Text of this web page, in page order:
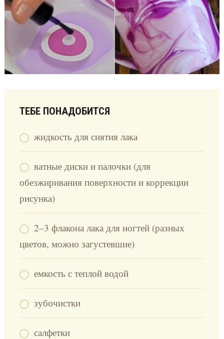
ТЕБЕ ПОНАДОБИТСЯ
жидкость для снятия лака
ватные диски и палочки (для
обезжиривания поверхности и коррекции
рисунка)
2–3 флакона лака для ногтей (разных
цветов, можно загустевшие)
емкость с теплой водой
зубочистки
салфетки